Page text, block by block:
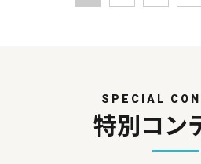
SPECIAL
特別コン